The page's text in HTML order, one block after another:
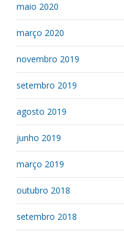
maio 2020
março 2020
novembro 2019
setembro 2019
agosto 2019
junho 2019
março 2019
outubro 2018
setembro 2018